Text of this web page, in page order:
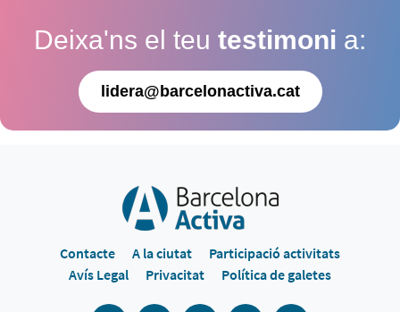
Deixa'ns el teu testimoni a:
lidera@barcelonactiva.cat
Contacte A la ciutat
Participació activitats
Avís Legal
Privacitat Política de galetes